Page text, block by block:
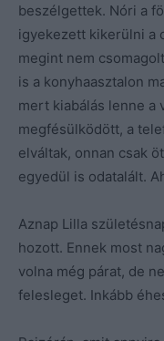
beszélgettek. Nóri a
igyekezett kikerülni a
megint nem
is a konyhaasztalon
mert kiabálás lenne a
megfésülködött, a
elváltak, onnan csak
egyedül is odatalált.
Aznap Lilla
hozott. Ennek most
volna még párat, de
felesleget. Inkább